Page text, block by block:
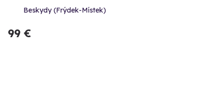
Beskydy (Frýdek-Místek)
99 €